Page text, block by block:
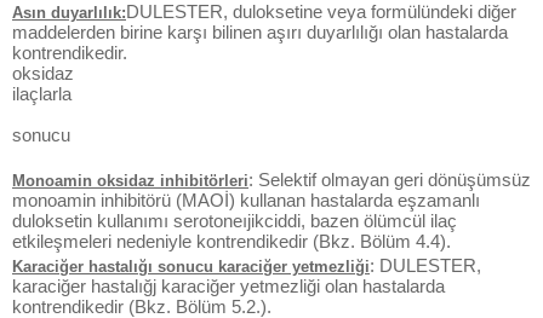
Asın duyarlılık:DULESTER, duloksetine veya formülündeki diğer
maddelerden birine karşı bilinen aşırı duyarlılığı olan hastalarda
kontrendikedir.
oksidaz
ilaçlarla
sonucu
Monoamin oksidaz inhibitörleri: Selektif olmayan geri dönüşümsüz
monoamin inhibitörü (MAOİ) kullanan hastalarda eşzamanlı
duloksetin kullanımı serotoneıjikciddi, bazen ölümcül ilaç
etkileşmeleri nedeniyle kontrendikedir (Bkz. Bölüm 4.4).
Karaciğer hastalığı sonucu karaciğer yetmezliği: DULESTER,
karaciğer hastalığj karaciğer yetmezliği olan hastalarda
kontrendikedir (Bkz. Bölüm 5.2.).